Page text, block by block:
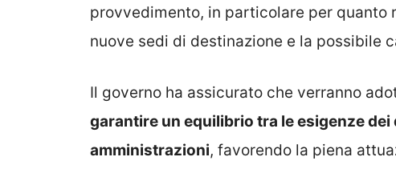
provvedimento, in particolare per
nuove sedi di destinazione e la possibile
Il governo ha assicurato che verranno
garantire un equilibrio tra le esigenze dei
amministrazioni, favorendo la piena